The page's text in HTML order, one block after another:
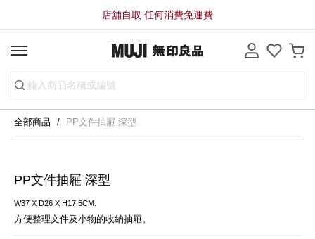
店舖自取 任何消費免運費
全部商品 PP文件抽屜 深型
PP文件抽屜 深型
W37 X D26 X H17.5CM.
方便整理文件及小物的收納抽屜。